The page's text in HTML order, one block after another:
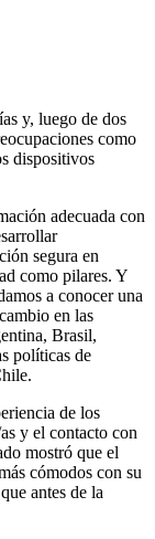
y, luego de dos
como
dispositivos
adecuada con
segura en
como pilares. Y
a conocer una
en las
Brasil,
políticas de
de los
y el contacto con
mostró que el
cómodos con su
antes de la